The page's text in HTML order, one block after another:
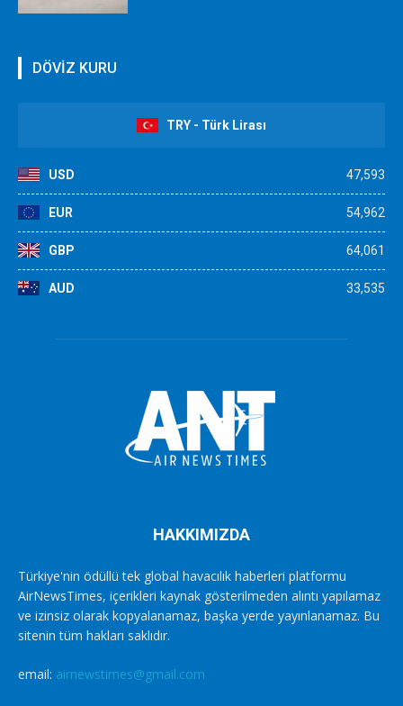
DÖVİZ KURU
TRY - Türk Lirası
USD 47,593
EUR 54,962
GBP 64,061
AUD 33,535
HAKKIMIZDA
Türkiye'nin ödüllü tek global havacılık haberleri platformu
AirNewsTimes, içerikleri kaynak gösterilmeden alıntı yapılamaz
ve izinsiz olarak kopyalanamaz, başka yerde yayınlanamaz. Bu
sitenin tüm hakları saklıdır.
email: airnewstimes@gmail.com